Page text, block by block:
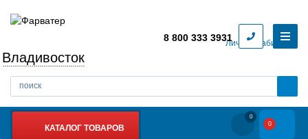
Личный кабинет
Владивосток
8 800 333 3931
КАТАЛОГ ТОВАРОВ
0
0